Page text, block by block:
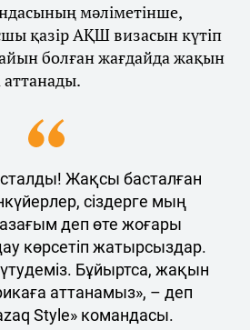
мәліметінше,
қазір АҚШ визасын күтіп
болған жағдайда жақын
аттанады.
Жақсы басталған
сіздерге мың
деп өте жоғары
көрсетіп жатырсыздар.
Бұйыртса, жақын
аттанамыз», – деп
Style» командасы.